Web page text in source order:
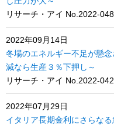
リサーチ・アイ No.2022-048
2022年09月14日
冬場のエネルギー不足が懸
減なら生産３％下押し～
リサーチ・アイ No.2022-042
2022年07月29日
イタリア長期金利にさらな